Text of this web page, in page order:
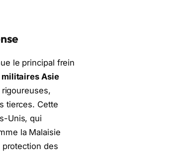
le principal frein
militaires Asie
tierces. Cette
Unis, qui
la Malaisie
des